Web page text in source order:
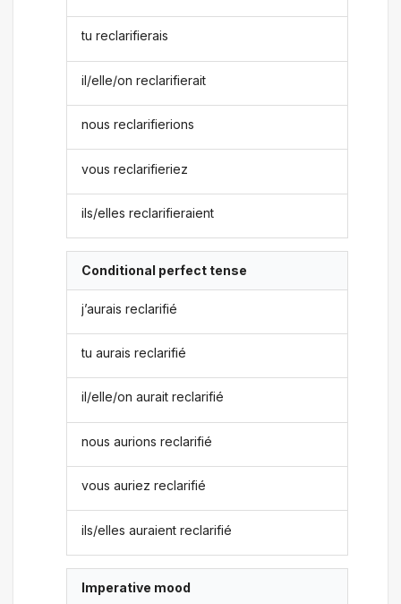
tu reclarifierais
il/elle/on reclarifierait
nous reclarifierions
vous reclarifieriez
ils/elles reclarifieraient
Conditional perfect tense
j’aurais reclarifié
tu aurais reclarifié
il/elle/on aurait reclarifié
nous aurions reclarifié
vous auriez reclarifié
ils/elles auraient reclarifié
Imperative mood